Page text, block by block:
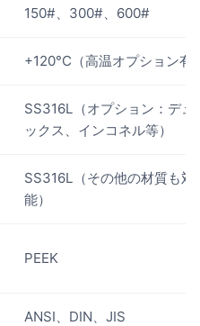
150#、300#、600#
+120°C（高温オプション有
SS316L（オプション：デュ
ックス、インコネル等）
SS316L（その他の材質も対
能）
PEEK
ANSI、DIN、JIS